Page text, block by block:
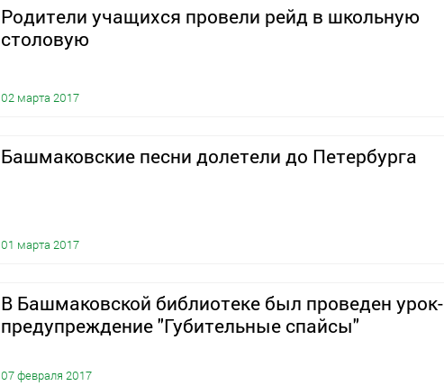
Родители учащихся провели рейд в школьную
столовую
02 марта 2017
Башмаковские песни долетели до Петербурга
01 марта 2017
В Башмаковской библиотеке был проведен урок-
предупреждение "Губительные спайсы"
07 февраля 2017